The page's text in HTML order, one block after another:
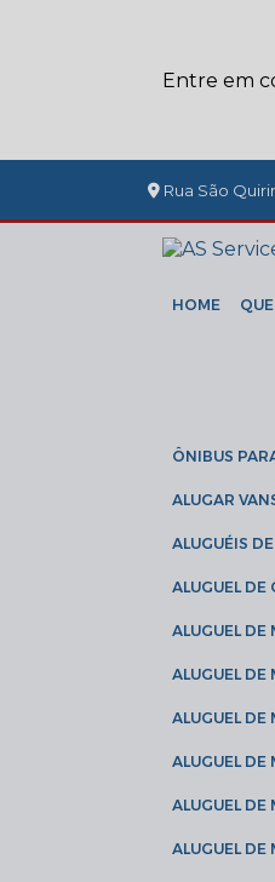
Entre em
Rua São
HOME
ÔNIBUS
ALUGAR
ALUGUÉIS
ALUGUEL
ALUGUEL
ALUGUEL
ALUGUEL
ALUGUEL
ALUGUEL
ALUGUEL